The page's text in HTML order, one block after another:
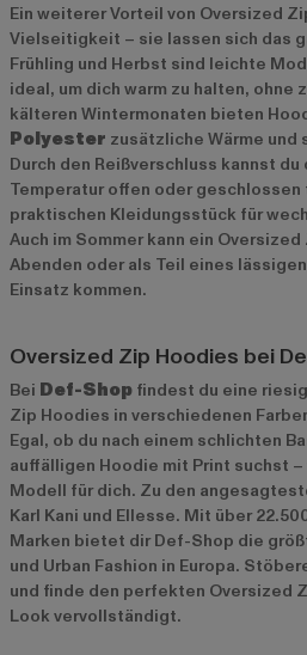
Ein weiterer Vorteil von Oversized
Vielseitigkeit – sie lassen sich das
Frühling und Herbst sind leichte
ideal, um dich warm zu halten, ohne
kälteren Wintermonaten bieten
Polyester zusätzliche Wärme und
Durch den Reißverschluss kannst du
Temperatur offen oder geschlossen
praktischen Kleidungsstück für
Auch im Sommer kann ein
Abenden oder als Teil eines
Einsatz kommen.
Oversized Zip Hoodies bei
Bei Def-Shop findest du eine
Zip Hoodies in verschiedenen
Egal, ob du nach einem schlichten
auffälligen Hoodie mit Print suchst
Modell für dich. Zu den
Karl Kani und Ellesse. Mit über
Marken bietet dir Def-Shop die
und Urban Fashion in Europa.
und finde den perfekten Oversized
Look vervollständigt.